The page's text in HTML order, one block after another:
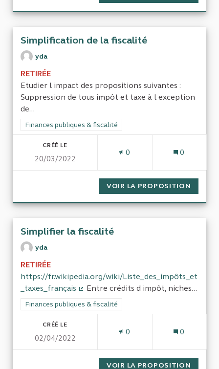
Simplification de la fiscalité
yda
RETIRÉE
Etudier l impact des propositions suivantes :
Suppression de tous impôt et taxe à l exception
de...
Filtrer les résultats de la catégorie : Finances publiques &
Finances publiques & fiscalité
CRÉÉ LE
20/03/2022
0 0
VOIR LA PROPOSITION
Simplifier la fiscalité
yda
RETIRÉE
https://fr.wikipedia.org/wiki/Liste_des_impôts_et
_taxes_français
Entre crédits d impôt, niches...
Filtrer les résultats de la catégorie : Finances publiques &
Finances publiques & fiscalité
CRÉÉ LE
02/04/2022
0 0
VOIR LA PROPOSITION